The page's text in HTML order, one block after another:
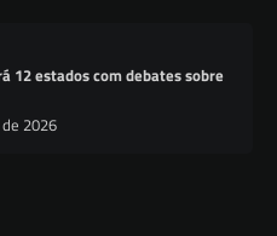
12 estados com debates sobre
2026